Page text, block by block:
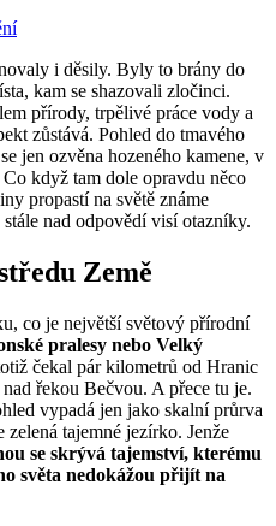
i děsily. Byly to brány do
kam se shazovali zločinci.
přírody, trpělivé práce vody a
zůstává. Pohled do tmavého
jen ozvěna hozeného kamene, v
když tam dole opravdu něco
propastí na světě známe
nad odpovědí visí otazníky.
Země
co je největší světový přírodní
pralesy nebo Velký
čekal pár kilometrů od Hranic
řekou Bečvou. A přece tu je.
vypadá jen jako skalní průrva
zelená tajemné jezírko. Jenže
se skrývá tajemství, kterému
světa nedokážou přijít na